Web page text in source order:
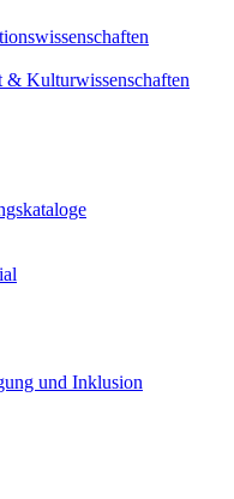
& Kulturwissenschaften
und Inklusion